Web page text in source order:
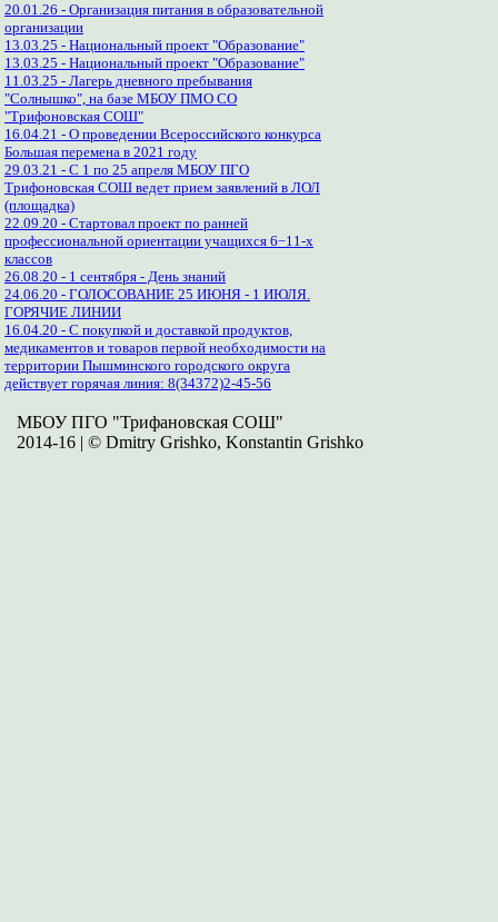
20.01.26 - Организация питания в образовательной
организации
13.03.25 - Национальный проект "Образование"
13.03.25 - Национальный проект "Образование"
11.03.25 - Лагерь дневного пребывания
"Солнышко", на базе МБОУ ПМО СО
"Трифоновская СОШ"
16.04.21 - О проведении Всероссийского конкурса
Большая перемена в 2021 году
29.03.21 - С 1 по 25 апреля МБОУ ПГО
Трифоновская СОШ ведет прием заявлений в ЛОЛ
(площадка)
22.09.20 - Стартовал проект по ранней
профессиональной ориентации учащихся 6−11-х
классов
26.08.20 - 1 сентября - День знаний
24.06.20 - ГОЛОСОВАНИЕ 25 ИЮНЯ - 1 ИЮЛЯ.
ГОРЯЧИЕ ЛИНИИ
16.04.20 - С покупкой и доставкой продуктов,
медикаментов и товаров первой необходимости на
территории Пышминского городского округа
действует горячая линия: 8(34372)2-45-56
МБОУ ПГО "Трифановская СОШ"
2014-16 | © Dmitry Grishko, Konstantin Grishko